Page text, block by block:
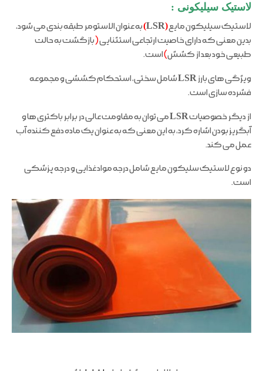
لاستیک سیلیکونی :
لاستیک سیلیکون مایع(
LSR
)به عنوان الاستومر طبقه بندی می شود،
بدین معنی که دارای خاصیت ارتجاعی استثنایی(بازگشت به حالت
طبیعی خود بعد از کشش)است.
ویژگی های بارز LSRشامل سختی، استحکام کششی و مجموعه
فشرده سازی است.
از دیگر خصوصیاتLSRمی توان به مقاومت عالی در برابر باکتری ها و
آبگریز بودن اشاره کرد، به این معنی که به عنوان یک ماده دفع کننده آب
عمل می کند.
دو نوع لاستیک سلیکون مایع شامل درجه مواد غذایی و درجه پزشکی
است.